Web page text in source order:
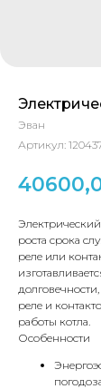
Эван
Артикул:
Электрический
роста срока
реле или
реле и
работы котла.
Особенности